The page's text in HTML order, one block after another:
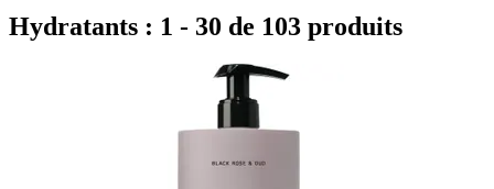
Hydratants : 1 - 30 de 103 produits